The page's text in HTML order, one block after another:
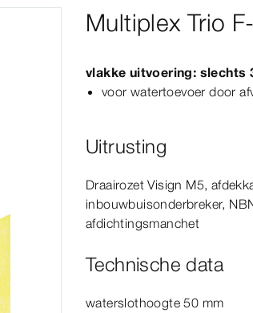
Multiplex Trio
vlakke uitvoering: slechts
voor watertoevoer door
Uitrusting
DraairozetVisign M5,
inbouwbuisonderbreker,
afdichtingsmanchet
Technische data
waterslothoogte 50 mm